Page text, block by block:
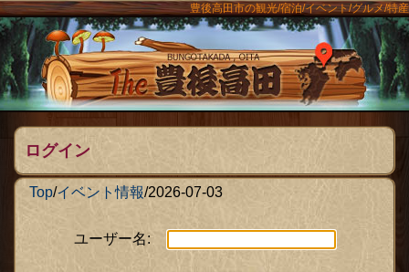
豊後高田市の観光/宿泊/イベント/グルメ/特産
The豊後
ログイン
Top/イベント情報/2026-07-03
ユーザー名:
メニュー